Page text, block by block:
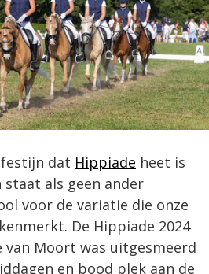
dat Hippiade heet is
als geen ander
voor de variatie die onze
De Hippiade 2024
Moort was uitgesmeerd
en bood plek aan de